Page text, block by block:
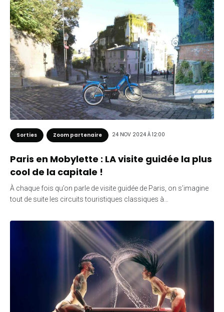
Sorties Zoom partenaire 24 NOV 2024 À 12:00
Paris en Mobylette : LA visite guidée la plus
cool de la capitale !
À chaque fois qu’on parle de visite guidée de Paris, on s’imagine
tout de suite les circuits touristiques classiques à…